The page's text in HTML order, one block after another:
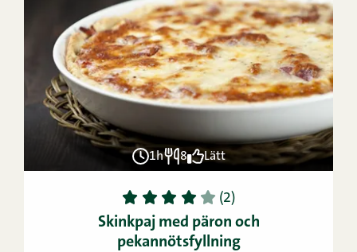
1h 8 Lätt
1 2 3 4 5 (2)
Skinkpaj med päron och
pekannötsfyllning